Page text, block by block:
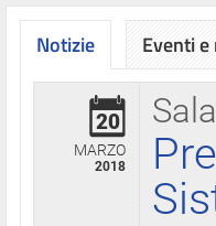
Notizie
20
MARZO
2018
Eventi